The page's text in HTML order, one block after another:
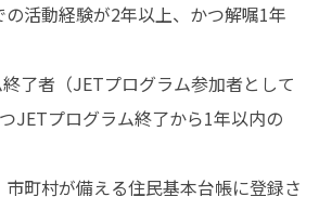
の活動経験が2年以上、かつ解嘱1年
了者（JETプログラム参加者として
JETプログラム終了から1年以内の
町村が備える住民基本台帳に登録さ